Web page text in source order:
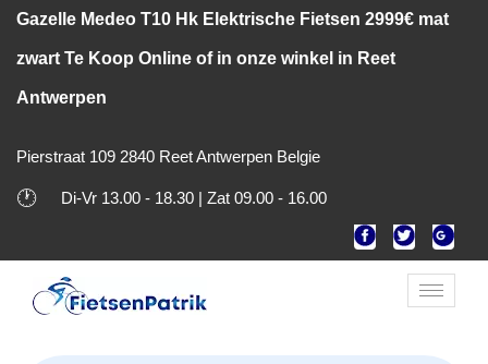
Gazelle Medeo T10 Hk Elektrische Fietsen 2999€ mat
zwart Te Koop Online of in onze winkel in Reet
Antwerpen
Pierstraat 109 2840 Reet Antwerpen Belgie
🕐 Di-Vr 13.00 - 18.30 | Zat 09.00 - 16.00
Toggle